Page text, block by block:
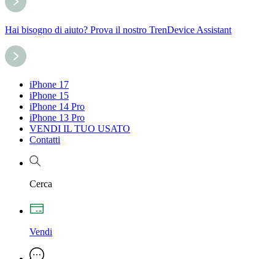
Hai bisogno di aiuto? Prova il nostro TrenDevice Assistant
iPhone 17
iPhone 15
iPhone 14 Pro
iPhone 13 Pro
VENDI IL TUO USATO
Contatti
Cerca
Vendi